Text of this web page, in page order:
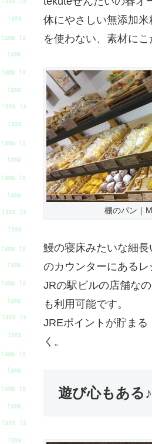
体にやさしい無添加
を使わない、素材にこ
棚のパン｜
鰻の寝床みたいな細
のカウンターにあるレ
JRの駅ビルの店舗な
も利用可能です。
JREポイントが貯ま
く。
遊び心もある